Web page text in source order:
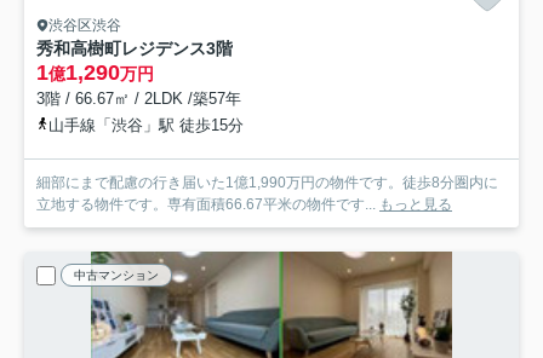
渋谷区渋谷
秀和高樹町レジデンス3階
1億1,290万円
3階 / 66.67㎡ / 2LDK /築57年
山手線「渋谷」駅 徒歩15分
細部にまで配慮の行き届いた1億1,990万円の物件です。徒歩8分圏内に
立地する物件です。専有面積66.67平米の物件です...
もっと見る
中古マンション